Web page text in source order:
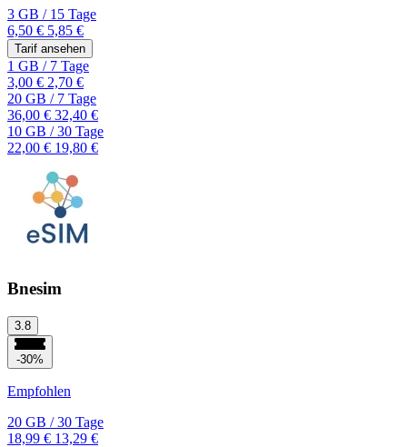
3 GB /15 Tage
6,50 € 5,85 €
Tarif ansehen
1 GB /7 Tage
3,00 € 2,70 €
20 GB /7 Tage
36,00 € 32,40 €
10 GB /30 Tage
22,00 € 19,80 €
Bnesim
3.8
-30%
Empfohlen
20 GB /30 Tage
18,99 € 13,29 €